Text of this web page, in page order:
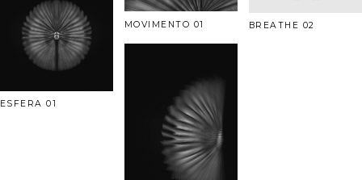
ESFERA 01
MOVIMENTO 01 BREATHE 02